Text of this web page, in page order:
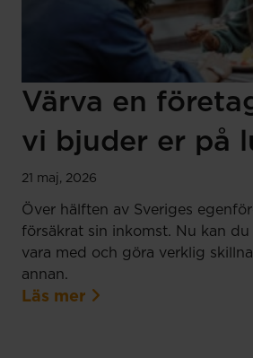
Värva en
vi bjuder er på
21 maj, 2026
Över hälften av Sveriges
försäkrat sin inkomst. Nu kan
vara med och göra verklig
annan.
Läs mer